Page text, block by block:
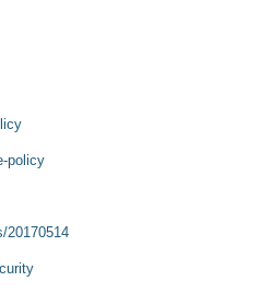
policy
20170514